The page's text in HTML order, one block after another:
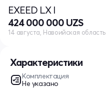
Характеристики
Комплектация
Не указано
EXEED LX I
424 000 000 UZS
14 августа, Навоийская область